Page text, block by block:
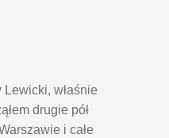
Lewicki, właśnie
drugie pół
i całe